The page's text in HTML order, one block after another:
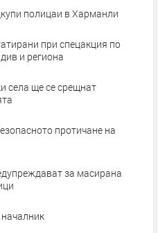
полицаи в Харманли
при спецакция по
и региона
села ще се срещнат
протичане на
за масирана